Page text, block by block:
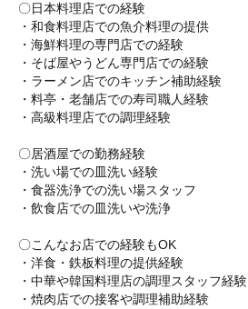
〇日本料理店での経験
・和食料理店での魚介料理の提供
・海鮮料理の専門店での経験
・そば屋やうどん専門店での経験
・ラーメン店でのキッチン補助経験
・料亭・老舗店での寿司職人経験
・高級料理店での調理経験
〇居酒屋での勤務経験
・洗い場での皿洗い経験
・食器洗浄での洗い場スタッフ
・飲食店での皿洗いや洗浄
〇こんなお店での経験もOK
・洋食・鉄板料理の提供経験
・中華や韓国料理店の調理スタッフ経験
・焼肉店での接客や調理補助経験